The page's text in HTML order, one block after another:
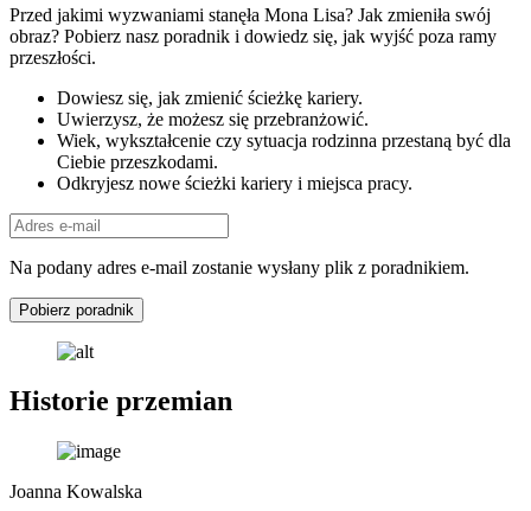
Przed jakimi wyzwaniami stanęła Mona Lisa? Jak zmieniła swój
obraz? Pobierz nasz poradnik i dowiedz się, jak wyjść poza ramy
przeszłości.
Dowiesz się, jak zmienić ścieżkę kariery.
Uwierzysz, że możesz się przebranżowić.
Wiek, wykształcenie czy sytuacja rodzinna przestaną być dla
Ciebie przeszkodami.
Odkryjesz nowe ścieżki kariery i miejsca pracy.
Na podany adres e-mail zostanie wysłany plik z poradnikiem.
Pobierz poradnik
Historie przemian
Joanna Kowalska